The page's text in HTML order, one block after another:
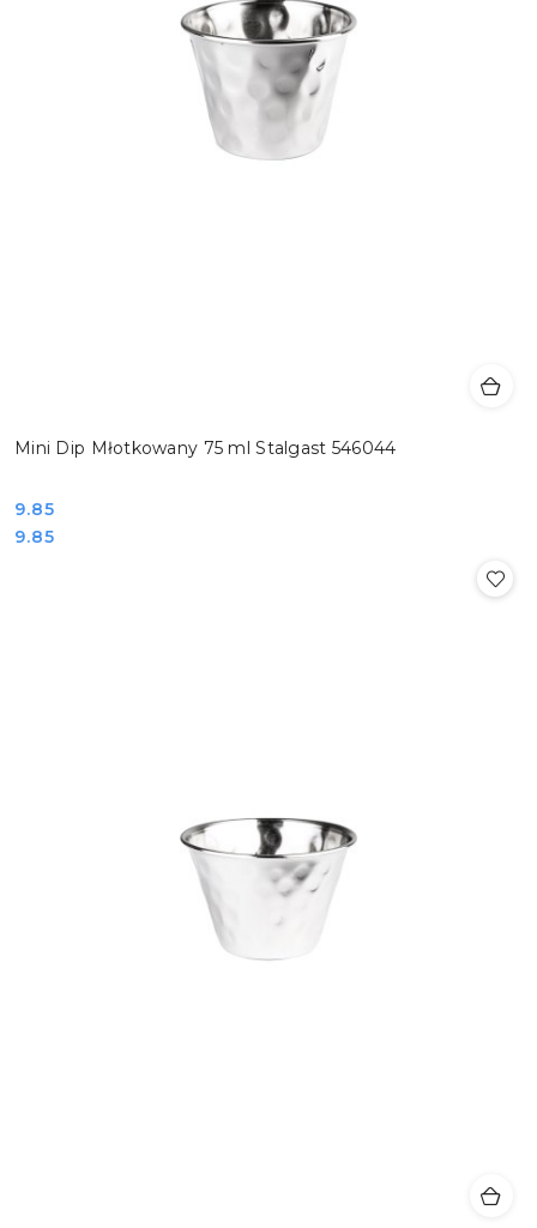
Mini Dip Młotkowany 75 ml Stalgast 546044
Cena:
9.85
Cena:
9.85